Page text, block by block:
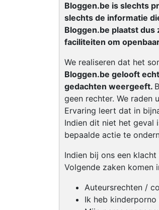
Bloggen.be is slechts
slechts de informatie
Bloggen.be plaatst
faciliteiten om
We realiseren dat het
Bloggen.be gelooft
gedachten weergeeft.
geen rechter. We raden
Ervaring leert dat in
Indien dit niet het geval
bepaalde actie te
Indien bij ons een
Volgende zaken komen
Auteursrechten /
Ik heb